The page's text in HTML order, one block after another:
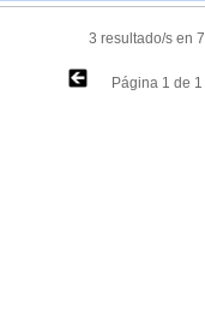
3 resultado/s en
Página 1 de 1